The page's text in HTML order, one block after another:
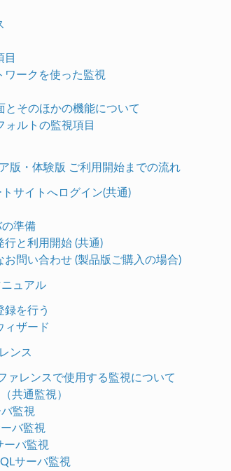
目
ワークを使った監視
とそのほかの機能について
ォルトの監視項目
版・体験版 ご利用開始までの流れ
サイトへログイン(共通)
準備
行と利用開始 (共通)
お問い合わせ (製品版ご購入の場合)
ュアル
録を行う
ィザード
ンス
ァレンスで使用する監視について
共通監視）
監視
バ監視
ーバ監視
サーバ監視